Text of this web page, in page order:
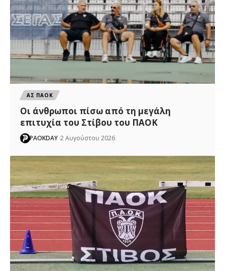
ΑΣ ΠΑΟΚ
Οι άνθρωποι πίσω από τη μεγάλη
επιτυχία του Στίβου του ΠΑΟΚ
PAOKDAY 2 Αυγούστου 2026